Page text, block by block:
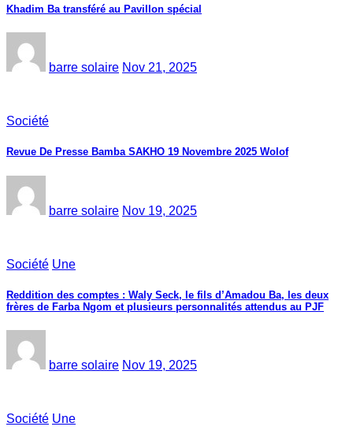
Khadim Ba transféré au Pavillon spécial
barre solaire Nov 21, 2025
Société
Revue De Presse Bamba SAKHO 19 Novembre 2025 Wolof
barre solaire Nov 19, 2025
Société Une
Reddition des comptes : Waly Seck, le fils d’Amadou Ba, les deux
frères de Farba Ngom et plusieurs personnalités attendus au PJF
barre solaire Nov 19, 2025
Société Une